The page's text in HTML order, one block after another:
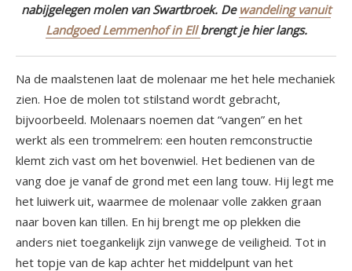
nabijgelegen molen van Swartbroek. De wandeling vanuit
Landgoed Lemmenhof in Ellbrengt je hier langs.
Na de maalstenen laat de molenaar me het hele mechaniek
zien. Hoe de molen tot stilstand wordt gebracht,
bijvoorbeeld. Molenaars noemen dat “vangen” en het
werkt als een trommelrem: een houten remconstructie
klemt zich vast om het bovenwiel. Het bedienen van de
vang doe je vanaf de grond met een lang touw. Hij legt me
het luiwerk uit, waarmee de molenaar volle zakken graan
naar boven kan tillen. En hij brengt me op plekken die
anders niet toegankelijk zijn vanwege de veiligheid. Tot in
het topje van de kap achter het middelpunt van het